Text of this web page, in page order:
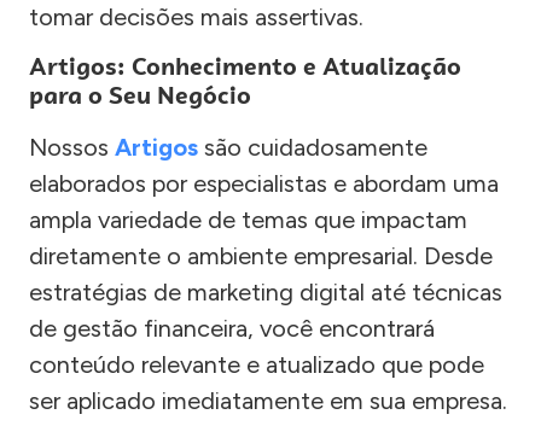
tomar decisões mais assertivas.
Artigos: Conhecimento e Atualização
para o Seu Negócio
Nossos Artigos são cuidadosamente
elaborados por especialistas e abordam uma
ampla variedade de temas que impactam
diretamente o ambiente empresarial. Desde
estratégias de marketing digital até técnicas
de gestão financeira, você encontrará
conteúdo relevante e atualizado que pode
ser aplicado imediatamente em sua empresa.